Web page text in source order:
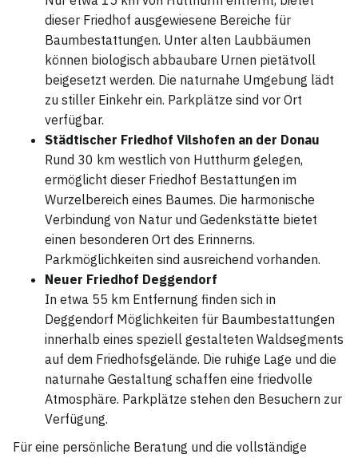
dieser Friedhof ausgewiesene Bereiche für
Baumbestattungen. Unter alten Laubbäumen
können biologisch abbaubare Urnen pietätvoll
beigesetzt werden. Die naturnahe Umgebung lädt
zu stiller Einkehr ein. Parkplätze sind vor Ort
verfügbar.
Städtischer Friedhof Vilshofen an der Donau
Rund 30 km westlich von Hutthurm gelegen,
ermöglicht dieser Friedhof Bestattungen im
Wurzelbereich eines Baumes. Die harmonische
Verbindung von Natur und Gedenkstätte bietet
einen besonderen Ort des Erinnerns.
Parkmöglichkeiten sind ausreichend vorhanden.
Neuer Friedhof Deggendorf
In etwa 55 km Entfernung finden sich in
Deggendorf Möglichkeiten für Baumbestattungen
innerhalb eines speziell gestalteten Waldsegments
auf dem Friedhofsgelände. Die ruhige Lage und die
naturnahe Gestaltung schaffen eine friedvolle
Atmosphäre. Parkplätze stehen den Besuchern zur
Verfügung.
Für eine persönliche Beratung und die vollständige